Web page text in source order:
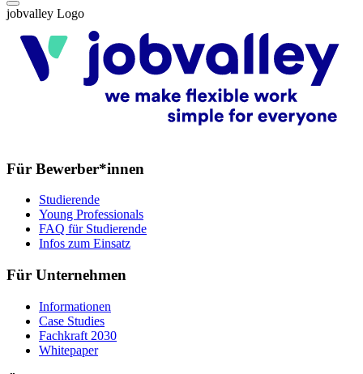
jobvalley Logo
Für Bewerber*innen
Studierende
Young Professionals
FAQ für Studierende
Infos zum Einsatz
Für Unternehmen
Informationen
Case Studies
Fachkraft 2030
Whitepaper